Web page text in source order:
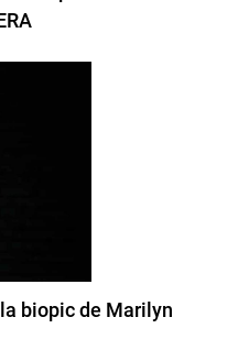
biopic de Marilyn